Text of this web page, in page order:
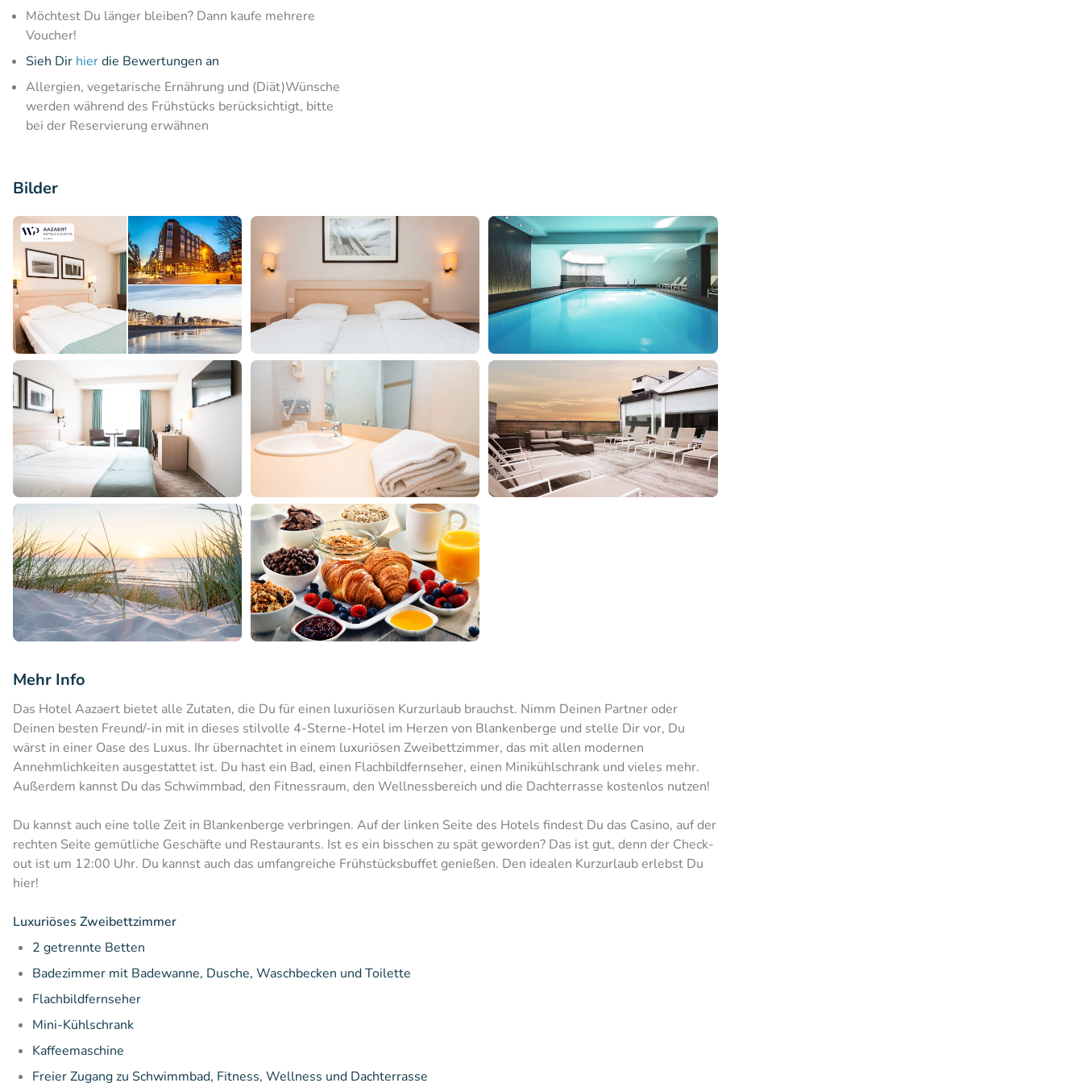
Möchtest Du länger bleiben? Dann kaufe mehrere
Voucher!
Sieh Dir hierdie Bewertungen an
Allergien, vegetarische Ernährung und (Diät)Wünsche
werden während des Frühstücks berücksichtigt, bitte
bei der Reservierung erwähnen
Bilder
Mehr Info
Das Hotel Aazaert bietet alle Zutaten, die Du für einen luxuriösen Kurzurlaub brauchst. Nimm Deinen Partner oder
Deinen besten Freund/-in mit in dieses stilvolle 4-Sterne-Hotel im Herzen von Blankenberge und stelle Dir vor, Du
wärst in einer Oase des Luxus. Ihr übernachtet in einem luxuriösen Zweibettzimmer, das mit allen modernen
Annehmlichkeiten ausgestattet ist. Du hast ein Bad, einen Flachbildfernseher, einen Minikühlschrank und vieles mehr.
Außerdem kannst Du das Schwimmbad, den Fitnessraum, den Wellnessbereich und die Dachterrasse kostenlos nutzen!
Du kannst auch eine tolle Zeit in Blankenberge verbringen. Auf der linken Seite des Hotels findest Du das Casino, auf der
rechten Seite gemütliche Geschäfte und Restaurants. Ist es ein bisschen zu spät geworden? Das ist gut, denn der Check-
out ist um 12:00 Uhr. Du kannst auch das umfangreiche Frühstücksbuffet genießen. Den idealen Kurzurlaub erlebst Du
hier!
Luxuriöses Zweibettzimmer
2 getrennte Betten
Badezimmer mit Badewanne, Dusche, Waschbecken und Toilette
Flachbildfernseher
Mini-Kühlschrank
Kaffeemaschine
Freier Zugang zu Schwimmbad, Fitness, Wellness und Dachterrasse